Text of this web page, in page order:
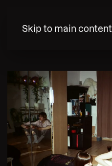
Skip to main content